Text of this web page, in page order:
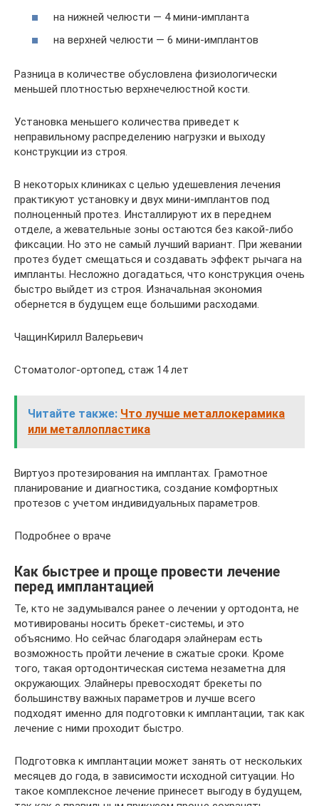
на нижней челюсти — 4 мини-импланта
на верхней челюсти — 6 мини-имплантов
Разница в количестве обусловлена физиологически
меньшей плотностью верхнечелюстной кости.
Установка меньшего количества приведет к
неправильному распределению нагрузки и выходу
конструкции из строя.
В некоторых клиниках с целью удешевления лечения
практикуют установку и двух мини-имплантов под
полноценный протез. Инсталлируют их в переднем
отделе, а жевательные зоны остаются без какой-либо
фиксации. Но это не самый лучший вариант. При жевании
протез будет смещаться и создавать эффект рычага на
импланты. Несложно догадаться, что конструкция очень
быстро выйдет из строя. Изначальная экономия
обернется в будущем еще большими расходами.
ЧащинКирилл Валерьевич
Стоматолог-ортопед, стаж 14 лет
Читайте также: Что лучше металлокерамика
или металлопластика
Виртуоз протезирования на имплантах. Грамотное
планирование и диагностика, создание комфортных
протезов с учетом индивидуальных параметров.
Подробнее о враче
Как быстрее и проще провести лечение
перед имплантацией
Те, кто не задумывался ранее о лечении у ортодонта, не
мотивированы носить брекет-системы, и это
объяснимо. Но сейчас благодаря элайнерам есть
возможность пройти лечение в сжатые сроки. Кроме
того, такая ортодонтическая система незаметна для
окружающих. Элайнеры превосходят брекеты по
большинству важных параметров и лучше всего
подходят именно для подготовки к имплантации, так как
лечение с ними проходит быстро.
Подготовка к имплантации может занять от нескольких
месяцев до года, в зависимости исходной ситуации. Но
такое комплексное лечение принесет выгоду в будущем,